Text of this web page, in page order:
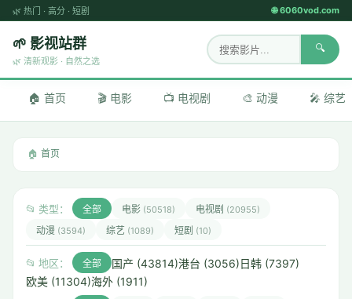
🌿 热门 · 高分 · 短剧 🌐 6060vod.com
🌱 影视站群
🌿 清新观影 · 自然之选
🔍
🏠 首页 🎬 电影 📺 电视剧 🎨 动漫 🎤 综艺
🏠 首页
📂 类型： 全部 电影 (50518) 电视剧 (20955)
动漫 (3594) 综艺 (1089) 短剧 (10)
📂 地区： 全部 国产 (43814)港台 (3056)日韩 (7397)
欧美 (11304)海外 (1911)